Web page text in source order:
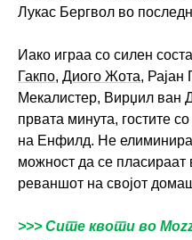
Лукас Бергвол во
Иако играа со силен
Гакпо, Диого Жота, Рајан
Мекалистер, Вирџил ван
првата минута, гостите
на Енфилд. Не
можност да се пласираат
реваншот на својот
>>> Сите квоти во